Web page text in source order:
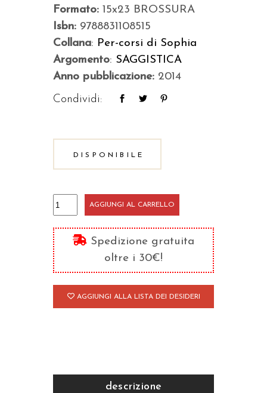
Formato: 15x23 BROSSURA
Isbn: 9788831108515
Collana: Per-corsi di Sophia
Argomento: SAGGISTICA
Anno pubblicazione: 2014
Condividi:
DISPONIBILE
La
politica
inframondiale
quantità
AGGIUNGI AL CARRELLO
Spedizione gratuita
oltre i 30€!
AGGIUNGI ALLA LISTA DEI DESIDERI
descrizione